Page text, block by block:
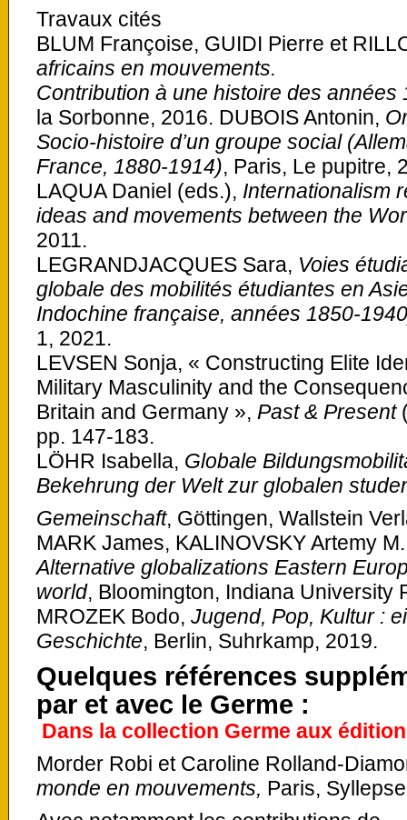
Travaux cités
BLUM Françoise, GUIDI Pierre et
africains en mouvements.
Contribution à une histoire des années
la Sorbonne, 2016. DUBOIS Antonin,
Socio-histoire d’un groupe social
France, 1880-1914), Paris, Le pupitre,
LAQUA Daniel (eds.), Internationalism
ideas and movements between the
2011.
LEGRANDJACQUES Sara, Voies
globale des mobilités étudiantes en
Indochine française, années 1850-
1, 2021.
LEVSEN Sonja, « Constructing Elite
Military Masculinity and the
Britain and Germany », Past & Present
pp. 147-183.
LÖHR Isabella, Globale
Bekehrung der Welt zur globalen
Gemeinschaft, Göttingen, Wallstein
MARK James, KALINOVSKY Artemy
Alternative globalizations Eastern
world, Bloomington, Indiana University
MROZEK Bodo, Jugend, Pop, Kultur :
Geschichte, Berlin, Suhrkamp, 2019.
Quelques références
par et avec le Germe :
Dans la collection Germe aux
Morder Robi et Caroline Rolland-
monde en mouvements, Paris,